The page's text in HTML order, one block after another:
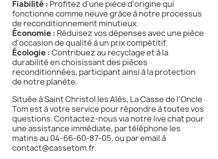
Fiabilité : Profitez d'une pièce d'origine qui
fonctionne comme neuve grâce à notre processus
de reconditionnement minutieux.
Économie : Réduisez vos dépenses avec une pièce
d'occasion de qualité à un prix compétitif.
Écologie : Contribuez au recyclage et à la
durabilité en choisissant des pièces
reconditionnées, participant ainsi à la protection
de notre planète.
Située à Saint Christol les Alès, La Casse de l’Oncle
Tom est à votre service pour répondre à toutes vos
questions. Contactez-nous via notre live chat pour
une assistance immédiate, par téléphone les
matins au 04-66-60-87-05, ou par email à
contact@cassetom.fr.